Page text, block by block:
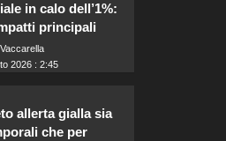
in calo dell’1%:
principali
2026 : 2:45
allerta gialla sia
che per